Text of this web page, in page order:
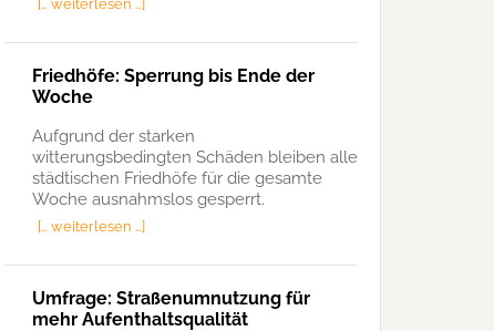
Friedhöfe: Sperrung bis Ende der
Woche
Aufgrund der starken
witterungsbedingten Schäden bleiben alle
städtischen Friedhöfe für die gesamte
Woche ausnahmslos gesperrt.
[… weiterlesen …]
Umfrage: Straßenumnutzung für
mehr Aufenthaltsqualität